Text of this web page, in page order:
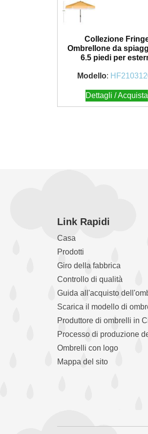
Collezione
Ombrellone da
6.5 ​​piedi per
Modello:
Dettagli / Acquista
Link Rapidi
Casa
Prodotti
Giro della fabbrica
Controllo di qualità
Guida all'acquisto
Scarica il modello di
Produttore di ombrelli in
Processo di produzione
Ombrelli con logo
Mappa del sito